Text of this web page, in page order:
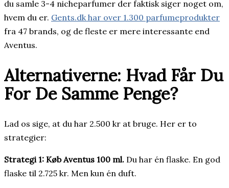
du samle 3-4 nicheparfumer der faktisk siger noget om,
hvem du er. Gents.dk har over 1.300 parfumeprodukter
fra 47 brands, og de fleste er mere interessante end
Aventus.
Alternativerne: Hvad Får Du
For De Samme Penge?
Lad os sige, at du har 2.500 kr at bruge. Her er to
strategier:
Strategi 1: Køb Aventus 100 ml. Du har én flaske. En god
flaske til 2.725 kr. Men kun én duft.